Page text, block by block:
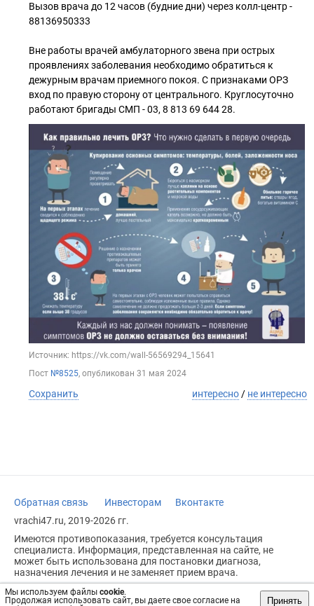
Мы используем файлы cookie.
Продолжая использовать сайт, вы даете свое согласие на
Принять
Вызов врача до 12 часов (будние дни) через колл-центр -
88136950333
Вне работы врачей амбулаторного звена при острых
проявлениях заболевания необходимо обратиться к
дежурным врачам приемного покоя. С признаками ОРЗ
вход по правую сторону от центрального. Круглосуточно
работают бригады СМП - 03, 8 813 69 644 28.
Источник: https://vk.com/wall-56569294_15641
Пост №8525, опубликован 31 мая 2024
Сохранить интересно / не интересно
Обратная связь Инвесторам
Вконтакте
vrachi47.ru, 2019-2026 гг.
Имеются противопоказания, требуется консультация
специалиста. Информация, представленная на сайте, не
может быть использована для постановки диагноза,
назначения лечения и не заменяет прием врача.
Возрастное ограничение: 18+